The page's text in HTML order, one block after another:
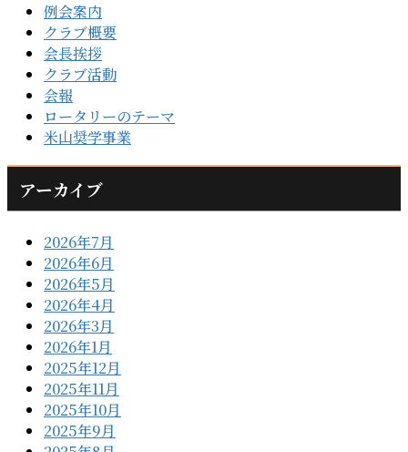
例会案内
クラブ概要
会長挨拶
クラブ活動
会報
ロータリーのテーマ
米山奨学事業
アーカイブ
2026年7月
2026年6月
2026年5月
2026年4月
2026年3月
2026年1月
2025年12月
2025年11月
2025年10月
2025年9月